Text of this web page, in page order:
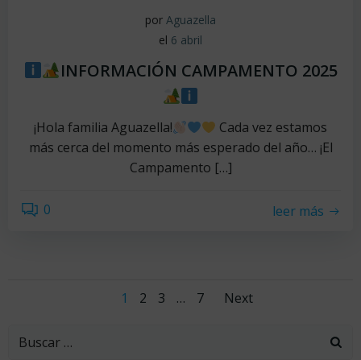
por Aguazella
el 6 abril
INFORMACIÓN CAMPAMENTO 2025
¡Hola familia Aguazella!
Cada vez estamos
más cerca del momento más esperado del año… ¡El
Campamento […]
0 leer más
Navegación
Página
1 Página
2 Página
3 … Página
7 Next
Buscar: